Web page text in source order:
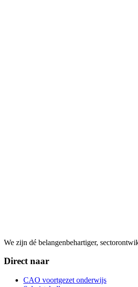
We zijn dé belangenbehartiger,
Direct naar
CAO voortgezet onderwijs